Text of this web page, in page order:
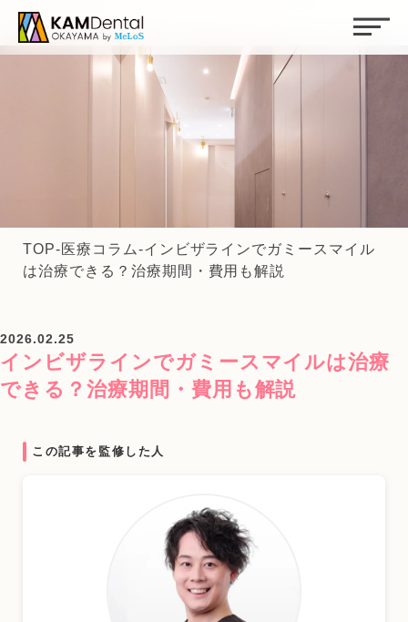
TOP-医療コラム-インビザラインでガミースマイル
は治療できる？治療期間・費用も解説
2026.02.25
インビザラインでガミースマイルは治療
できる？治療期間・費用も解説
この記事を監修した人